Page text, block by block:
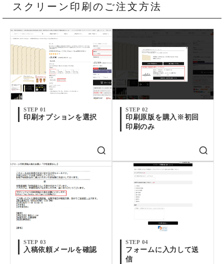
スクリーン印刷のご注文方法
STEP 01
印刷オプションを選択
STEP 02
印刷原版を購入※初回
印刷のみ
STEP 03
入稿依頼メールを確認
STEP 04
フォームに入力して送
信